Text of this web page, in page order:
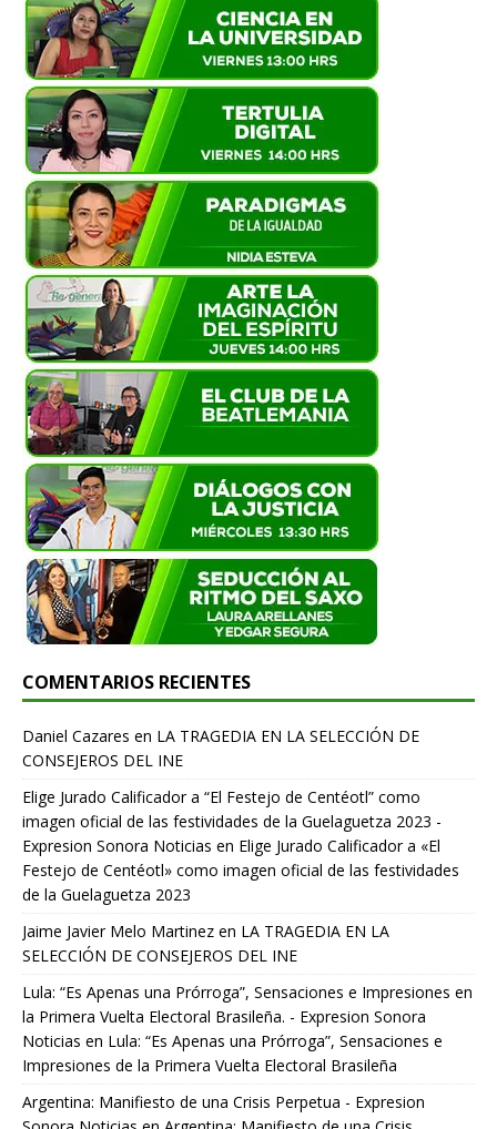
COMENTARIOS RECIENTES
Daniel Cazares en LA TRAGEDIA EN LA SELECCIÓN DE
CONSEJEROS DEL INE
Elige Jurado Calificador a “El Festejo de Centéotl” como
imagen oficial de las festividades de la Guelaguetza 2023 -
Expresion Sonora Noticias en Elige Jurado Calificador a «El
Festejo de Centéotl» como imagen oficial de las festividades
de la Guelaguetza 2023
Jaime Javier Melo Martinez en LA TRAGEDIA EN LA
SELECCIÓN DE CONSEJEROS DEL INE
Lula: “Es Apenas una Prórroga”, Sensaciones e Impresiones en
la Primera Vuelta Electoral Brasileña. - Expresion Sonora
Noticias en Lula: “Es Apenas una Prórroga”, Sensaciones e
Impresiones de la Primera Vuelta Electoral Brasileña
Argentina: Manifiesto de una Crisis Perpetua - Expresion